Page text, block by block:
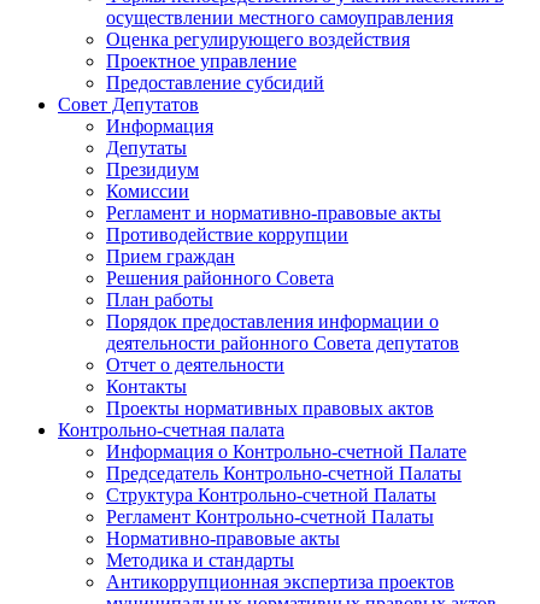
осуществлении местного самоуправления
Оценка регулирующего воздействия
Проектное управление
Предоставление субсидий
Совет Депутатов
Информация
Депутаты
Президиум
Комиссии
Регламент и нормативно-правовые акты
Противодействие коррупции
Прием граждан
Решения районного Совета
План работы
Порядок предоставления информации о
деятельности районного Совета депутатов
Отчет о деятельности
Контакты
Проекты нормативных правовых актов
Контрольно-счетная палата
Информация о Контрольно-счетной Палате
Председатель Контрольно-счетной Палаты
Структура Контрольно-счетной Палаты
Регламент Контрольно-счетной Палаты
Нормативно-правовые акты
Методика и стандарты
Антикоррупционная экспертиза проектов